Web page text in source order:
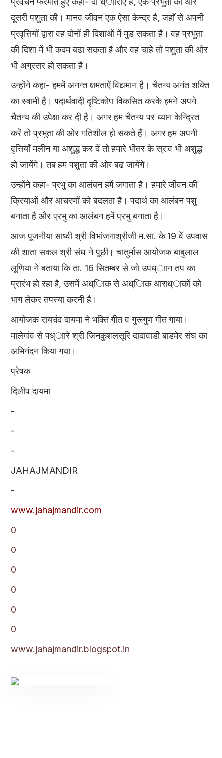
दूसरी पशुता की। मानव जीवन एक ऐसा केन्द्र है, जहाॅं से अपनी
प्रवृत्तियों द्वारा वह दोनों ही दिशाओं में मुड सकता है। वह प्रभुता
की दिशा में भी कदम बढा सकता है और वह चाहे तो पशुता की ओर
भी अग्रसर हो सकता है।
उन्होंने कहा- हममें अनन्त क्षमताऐं विद्यमान है। चैतन्य अनंत शक्ति
का स्वामी है। पदार्थवादी दृष्टिकोण विकसित करके हमने अपने
चैतन्य की उपेक्षा कर दी है। अगर हम चैतन्य पर ध्यान केन्द्रित
करें तो प्रभुता की ओर गतिशील हो सकते हैं। अगर हम अपनी
वृत्तियाॅं मलीन या अशुद्ध कर दें तो हमारे भीतर के स्राव भी अशुद्ध
हो जायेंगे। तब हम पशुता की ओर बढ जायेंगे।
उन्होंने कहा- प्रभु का आलंबन हमें जगाता है। हमारे जीवन की
क्रियाओं और आचरणों को बदलता है। पदार्थ का आलंबन पशु
बनाता है और प्रभु का आलंबन हमें प्रभु बनाता है।
आज पूजनीया साध्वी श्री विभांजनाश्रीजी म.सा. के 19 वें उपवास
की शाता सकल श्री संघ ने पूछी। चातुर्मास आयोजक बाबुलाल
लूणिया ने बताया कि ता. 16 सितम्बर से जो उपध्ाान तप का
प्रारंभ हो रहा है, उसमें अध्ािक से अध्ािक आराध्ाकों को
भाग लेकर तपस्या करनी है।
आयोजक रायचंद दायमा ने भक्ति गीत व गुरूगुण गीत गाया।
मालेगांव से पध्ाारे श्री जिनकुशलसूरि दादावाडी बाडमेर संघ का
अभिनंदन किया गया।
प्रेषक
दिलीप दायमा
-
-
-
JAHAJMANDIR
-
www.jahajmandir.com
0
0
0
0
0
0
www.jahajmandir.blogspot.in